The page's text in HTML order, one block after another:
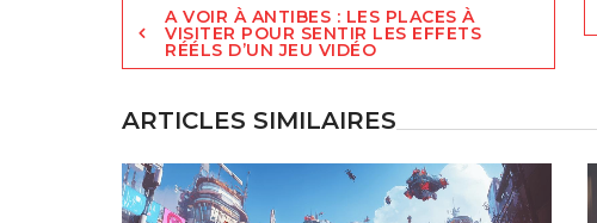
Navigation
de
A VOIR À ANTIBES : LES PLACES À
VISITER POUR SENTIR LES EFFETS
RÉÉLS D’UN JEU VIDÉO
ARTICLES SIMILAIRES